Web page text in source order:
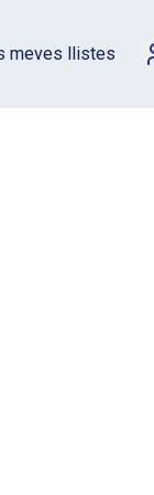
meves llistes